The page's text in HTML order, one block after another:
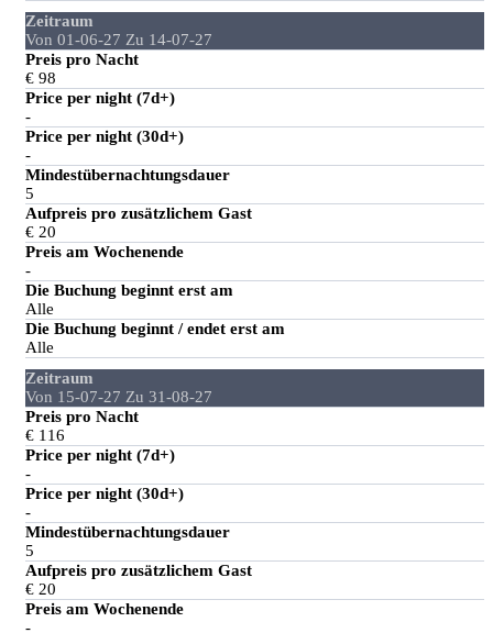
Zeitraum
Von 01-06-27 Zu 14-07-27
Preis pro Nacht
€ 98
Price per night (7d+)
-
Price per night (30d+)
-
Mindestübernachtungsdauer
5
Aufpreis pro zusätzlichem Gast
€ 20
Preis am Wochenende
-
Die Buchung beginnt erst am
Alle
Die Buchung beginnt / endet erst am
Alle
Zeitraum
Von 15-07-27 Zu 31-08-27
Preis pro Nacht
€ 116
Price per night (7d+)
-
Price per night (30d+)
-
Mindestübernachtungsdauer
5
Aufpreis pro zusätzlichem Gast
€ 20
Preis am Wochenende
-